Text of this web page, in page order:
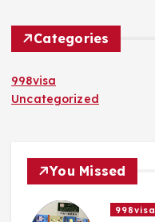
Categories
998visa
Uncategorized
You Missed
998visa